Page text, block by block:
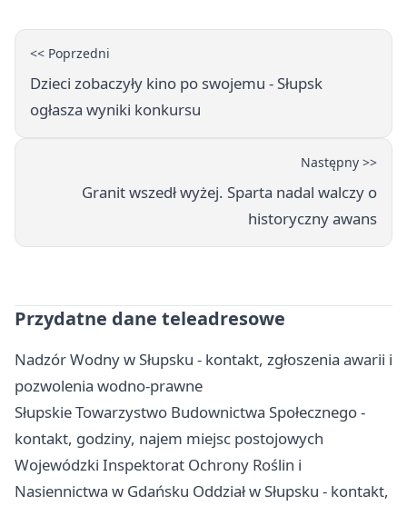
<< Poprzedni
Dzieci zobaczyły kino po swojemu - Słupsk
ogłasza wyniki konkursu
Następny >>
Granit wszedł wyżej. Sparta nadal walczy o
historyczny awans
Przydatne dane teleadresowe
Nadzór Wodny w Słupsku - kontakt, zgłoszenia awarii i
pozwolenia wodno-prawne
Słupskie Towarzystwo Budownictwa Społecznego -
kontakt, godziny, najem miejsc postojowych
Wojewódzki Inspektorat Ochrony Roślin i
Nasiennictwa w Gdańsku Oddział w Słupsku - kontakt,